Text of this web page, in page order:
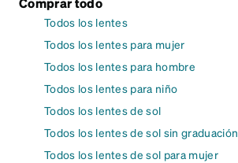
Todos los lentes
Todos los lentes para mujer
Todos los lentes para hombre
Todos los lentes para niño
Todos los lentes de sol
Todos los lentes de sol sin graduación
Todos los lentes de sol para mujer